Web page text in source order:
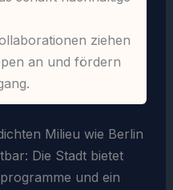
ziehen
an und fördern
Milieu wie Berlin
Die Stadt bietet
und ein